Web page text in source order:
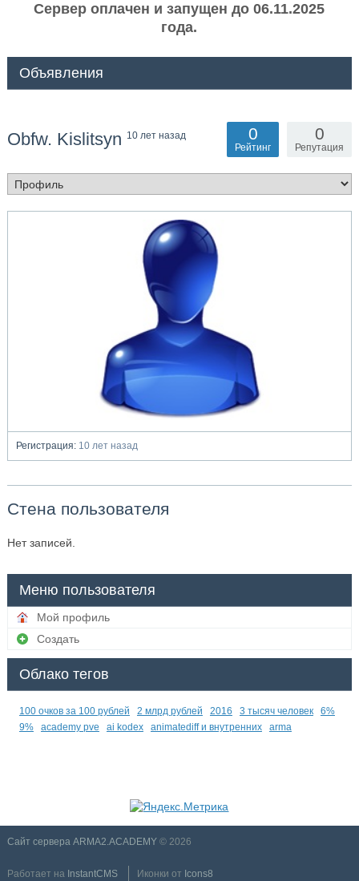
Сервер оплачен и запущен до 06.11.2025
года.
Объявления
Obfw. Kislitsyn 10 лет назад 0
Репутация
0
Рейтинг
Регистрация:10 лет назад
Стена пользователя
Нет записей.
Меню пользователя
Мой профиль
Создать
Облако тегов
100 очков за 100 рублей 2 млрд рублей 2016 3 тысяч человек
6%
9%
academy pve ai kodex animatediff и внутренних arma
Сайт сервера ARMA2.ACADEMY© 2026
Работает на InstantCMS Иконки от Icons8